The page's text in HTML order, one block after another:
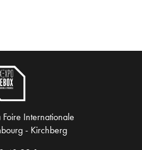
Internationale
- Kirchberg